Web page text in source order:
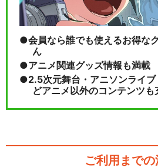
閉じる
会員なら誰でも使えるお得な
ん
アニメ関連グッズ情報も満載
2.5次元舞台・アニソンライ
どアニメ以外のコンテンツも
ご利用まで